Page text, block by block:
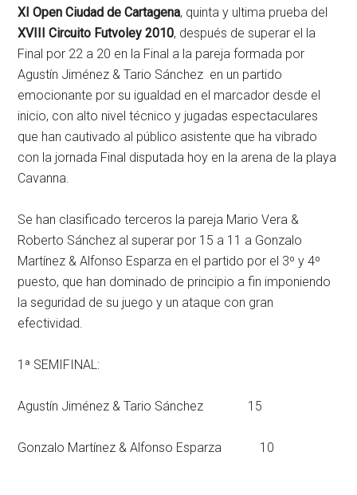
XI Open Ciudad de Cartagena, quinta y ultima prueba del
XVIII Circuito Futvoley 2010, después de superar el la
Final por 22 a 20 en la Final a la pareja formada por
Agustín Jiménez & Tario Sánchez en un partido
emocionante por su igualdad en el marcador desde el
inicio, con alto nivel técnico y jugadas espectaculares
que han cautivado al público asistente que ha vibrado
con la jornada Final disputada hoy en la arena de la playa
Cavanna.
Se han clasificado terceros la pareja Mario Vera &
Roberto Sánchez al superar por 15 a 11 a Gonzalo
Martínez & Alfonso Esparza en el partido por el 3º y 4º
puesto, que han dominado de principio a fin imponiendo
la seguridad de su juego y un ataque con gran
efectividad.
1ª SEMIFINAL:
Agustín Jiménez & Tario Sánchez 15
Gonzalo Martínez & Alfonso Esparza 10